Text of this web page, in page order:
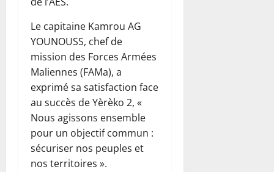
Le capitaine Kamrou AG
YOUNOUSS, chef de
mission des Forces Armées
Maliennes (FAMa), a
exprimé sa satisfaction face
au succès de Yèrèko 2, «
Nous agissons ensemble
pour un objectif commun :
sécuriser nos peuples et
nos territoires ».